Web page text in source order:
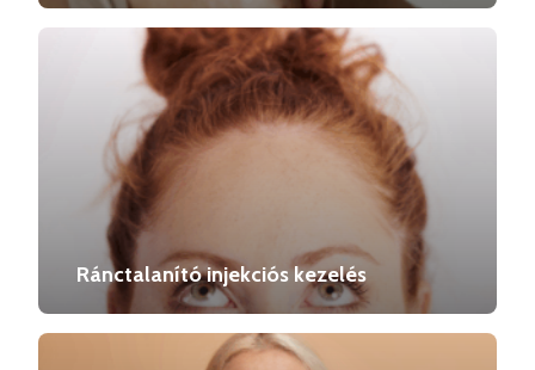
Ránctalanító injekciós kezelés